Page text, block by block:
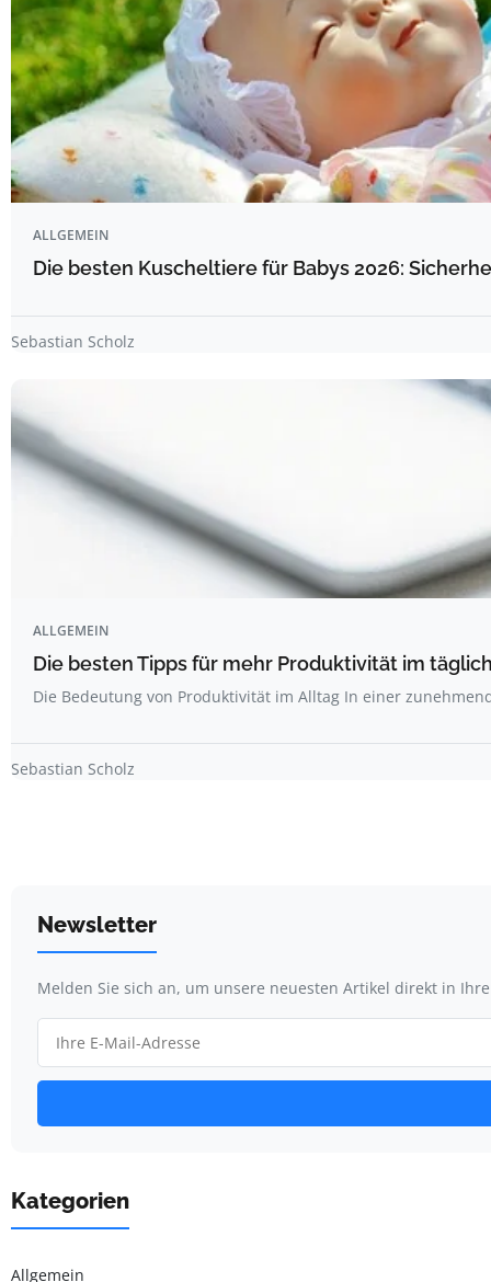
ALLGEMEIN
Die besten Kuscheltiere für Babys 2026:
Sebastian Scholz
ALLGEMEIN
Die besten Tipps für mehr Produktivität im
Die Bedeutung von Produktivität im Alltag In einer
Sebastian Scholz
Newsletter
Melden Sie sich an, um unsere neuesten Artikel direkt in
Kategorien
Allgemein